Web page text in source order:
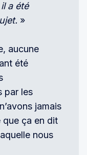
a été
»
aucune
été
par les
jamais
que ça en dit
nous